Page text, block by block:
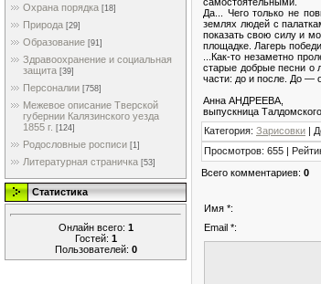
Охрана порядка [18]
Природа [29]
Образование [91]
Здравоохранение и социальная
защита [39]
Персоналии [758]
Межевое описание Тверской
губернии Калязинского уезда
1855 г. [124]
Родословные росписи [1]
Литературная страничка [53]
Статистика
Онлайн всего: 1
Гостей: 1
Пользователей: 0
Да... Чего только не
землях людей с
показать свою силу и
площадке. Лагерь
...Как-то незаметно
старые добрые песни о
части: до и после. До —
Анна АНДРЕЕВА,
выпускница
Категория: Зарисовки |
Просмотров: 655 |
Всего комментариев: 0
Имя *:
Email *: